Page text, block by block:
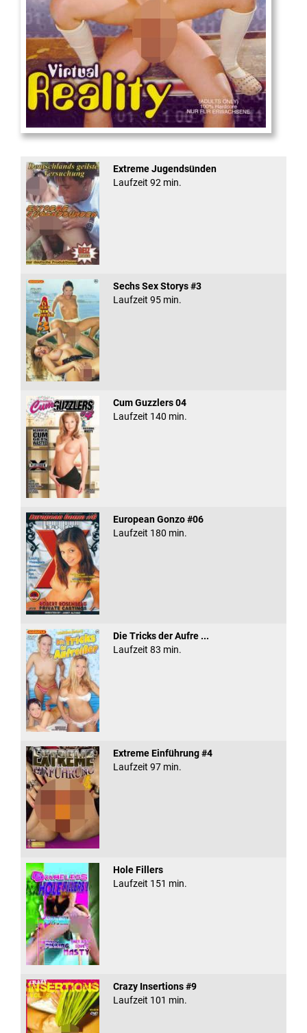
Virtual Reality
Extreme Jugendsünden
Laufzeit 92 min.
Sechs Sex Storys #3
Laufzeit 95 min.
Cum Guzzlers 04
Laufzeit 140 min.
European Gonzo #06
Laufzeit 180 min.
Die Tricks der Aufre ...
Laufzeit 83 min.
Extreme Einführung #4
Laufzeit 97 min.
Hole Fillers
Laufzeit 151 min.
Crazy Insertions #9
Laufzeit 101 min.